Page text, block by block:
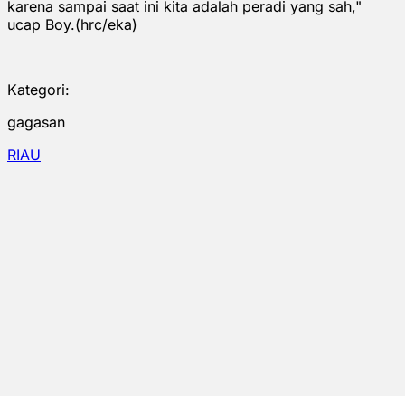
karena sampai saat ini kita adalah peradi yang sah,"
ucap Boy.(hrc/eka)
Kategori:
gagasan
RIAU